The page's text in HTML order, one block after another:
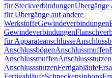
für SteckverbindungenÜbergänge
für Übergänge auf andere
WerkstoffeGewindeverbindungen
Gewindeverbindungen
für Apparateanschlüsse
AnschlussbögenAnschlussmuffen
AnschlussmuffenAnschlussstutzen
AnschlussstutzenFertigabläufe
FertigabläufeSchneckensiphons